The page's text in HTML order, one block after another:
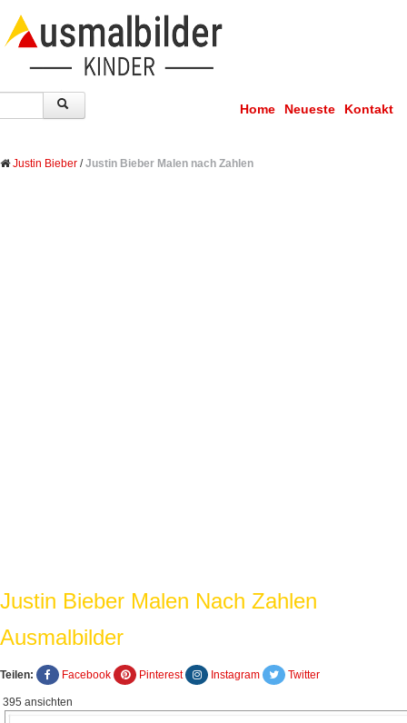
Home Neueste Kontakt
Justin Bieber /Justin Bieber Malen nach Zahlen
Justin Bieber Malen Nach Zahlen
Ausmalbilder
Teilen: Facebook Pinterest Instagram Twitter
395 ansichten